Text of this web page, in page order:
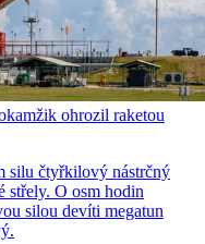
ohrozil raketou
silu čtyřkilový nástrčný
střely. O osm hodin
silou devíti megatun